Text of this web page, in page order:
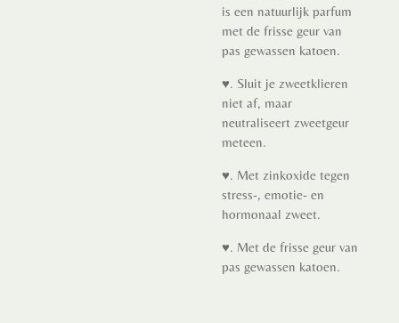
is een natuurlijk parfum
met de frisse geur van
pas gewassen katoen.
♥. Sluit je zweetklieren
niet af, maar
neutraliseert zweetgeur
meteen.
♥. Met zinkoxide tegen
stress-, emotie- en
hormonaal zweet.
♥. Met de frisse geur van
pas gewassen katoen.